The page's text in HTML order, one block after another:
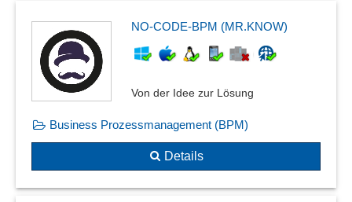
NO-CODE-BPM (MR.KNOW)
Von der Idee zur Lösung
Business Prozessmanagement (BPM)
Details